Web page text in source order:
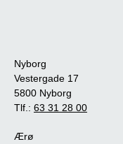
Nyborg
Vestergade 17
5800 Nyborg
Tlf.: 63 31 28 00
Ærø